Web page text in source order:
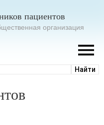
пациентов
организация